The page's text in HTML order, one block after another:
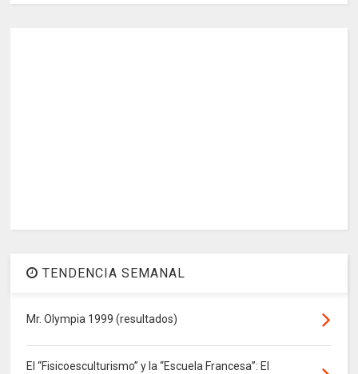
TENDENCIA SEMANAL
Mr. Olympia 1999 (resultados)
El “Fisicoesculturismo” y la “Escuela Francesa”: El